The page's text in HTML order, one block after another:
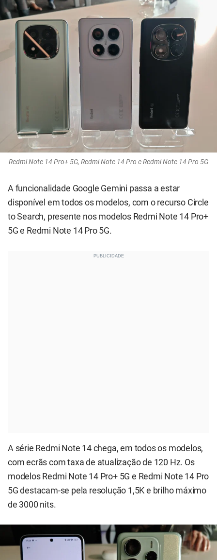
Redmi Note 14 Pro+ 5G, Redmi Note 14 Pro e Redmi Note 14 Pro 5G
A funcionalidade Google Gemini passa a estar
disponível em todos os modelos, com o recurso Circle
to Search, presente nos modelos Redmi Note 14 Pro+
5G e Redmi Note 14 Pro 5G.
A série Redmi Note 14 chega, em todos os modelos,
com ecrãs com taxa de atualização de 120 Hz. Os
modelos Redmi Note 14 Pro+ 5G e Redmi Note 14 Pro
5G destacam-se pela resolução 1,5K e brilho máximo
de 3000 nits.